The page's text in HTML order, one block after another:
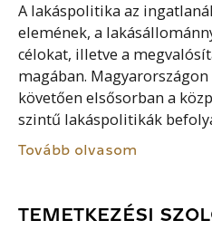
A lakáspolitika az
elemének, a
célokat, illetve a
magában.
követően elsősorban a
szintű lakáspolitikák
Tovább olvasom
TEMETKEZÉSI